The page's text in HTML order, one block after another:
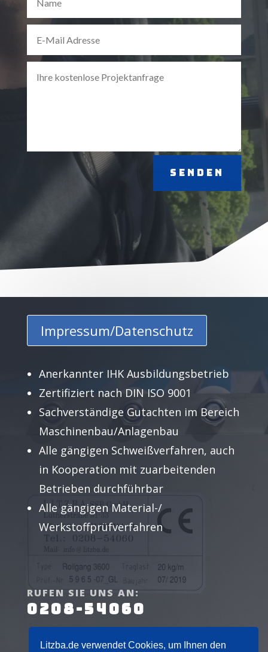
Litzba.de verwendet Cookies, um Ihnen den
Senden
Impressum/Datenschutz
Anerkannter IHK Ausbildungsbetrieb
Zertifiziert nach DIN ISO 9001
Sachverständige Gutachten im Bereich
Maschinenbau/Anlagenbau
Alle gängigen Schweißverfahren, auch
in Kooperation mit zuarbeitenden
Betrieben durchführbar
Alle gängigen Material-/
Werkstoffprüfverfahren
RUFEN SIE UNS AN:
0208-54060